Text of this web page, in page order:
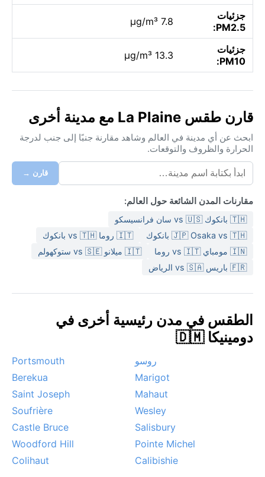
جزئيات
PM2.5:
7.8 µg/m³
جزئيات
PM10:
13.3 µg/m³
قارن طقس La Plaine مع مدينة أخرى
ابحث عن أي مدينة في العالم وشاهد مقارنة جنبًا إلى جنب لدرجة
الحرارة والظروف والتوقعات.
قارن →
مقارنات المدن الشائعة حول العالم:
🇹🇭 بانكوك vs 🇺🇸 سان فرانسيسكو
🇯🇵 Osaka vs 🇹🇭 بانكوك
🇮🇹 روما vs 🇹🇭 بانكوك
🇮🇳 مومباي vs 🇮🇹 روما
🇮🇹 ميلانو vs 🇸🇪 ستوكهولم
🇫🇷 باريس vs 🇸🇦 الرياض
الطقس في مدن رئيسية أخرى في
دومينيكا 🇩🇲
روسو
Portsmouth
Marigot
Berekua
Mahaut
Saint Joseph
Wesley
Soufrière
Salisbury
Castle Bruce
Pointe Michel
Woodford Hill
Calibishie
Colihaut